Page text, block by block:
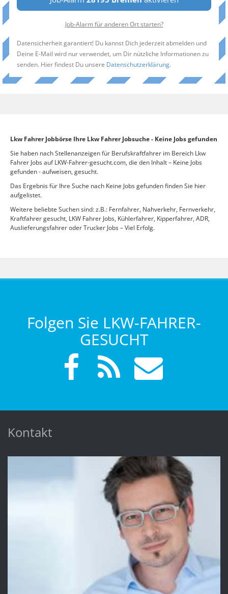
Job-Alarm für anderen Ort starten?
Datensicherheit garantiert! Du kannst Dich jederzeit abmelden und
Deine E-Mail wird nur verwendet, um Dir nützliche Informationen zu
senden. Hier findest Du unsere Datenschutzerklärung.
Lkw Fahrer Jobbörse Ihre Lkw Fahrer Jobsuche - Keine Jobs gefunden
Sie haben nach Stellenanzeigen für Berufskraftfahrer im Bereich Lkw
Fahrer Jobs auf LKW-Fahrer-gesucht.com, die den Inhalt – Keine Jobs
gefunden - aufweisen, gesucht.
Das Ergebnis für Ihre Suche nach Keine Jobs gefunden finden Sie hier
aufgelistet.
Weitere beliebte Suchen sind: z.B.: Fernfahrer, Nahverkehr, Fernverkehr,
Kraftfahrer gesucht, LKW Fahrer Jobs, Kühlerfahrer, Kipperfahrer, ADR,
Auslieferungsfahrer oder Trucker Jobs – Viel Erfolg.
Folgen Sie LKW-FAHRER-
GESUCHT
Kontakt